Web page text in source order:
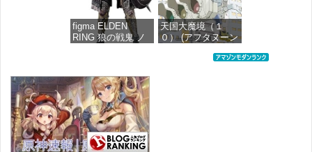
figma ELDEN
RING 狼の戦鬼 ノ
価格：¥13,115
天国大魔境（１
０） (アフタヌーン